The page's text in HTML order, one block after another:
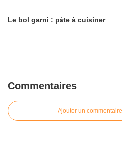
Le bol garni : pâte à cuisiner
Commentaires
Ajouter un commentaire